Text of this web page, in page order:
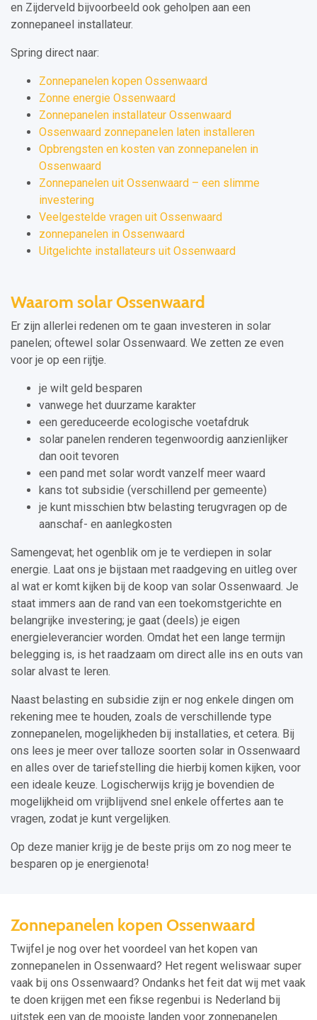
en Zijderveld bijvoorbeeld ook geholpen aan een
zonnepaneel installateur.
Spring direct naar:
Zonnepanelen kopen Ossenwaard
Zonne energie Ossenwaard
Zonnepanelen installateur Ossenwaard
Ossenwaard zonnepanelen laten installeren
Opbrengsten en kosten van zonnepanelen in
Ossenwaard
Zonnepanelen uit Ossenwaard – een slimme
investering
Veelgestelde vragen uit Ossenwaard
zonnepanelen in Ossenwaard
Uitgelichte installateurs uit Ossenwaard
Waarom solar Ossenwaard
Er zijn allerlei redenen om te gaan investeren in solar
panelen; oftewel solar Ossenwaard. We zetten ze even
voor je op een rijtje.
je wilt geld besparen
vanwege het duurzame karakter
een gereduceerde ecologische voetafdruk
solar panelen renderen tegenwoordig aanzienlijker
dan ooit tevoren
een pand met solar wordt vanzelf meer waard
kans tot subsidie (verschillend per gemeente)
je kunt misschien btw belasting terugvragen op de
aanschaf- en aanlegkosten
Samengevat; het ogenblik om je te verdiepen in solar
energie. Laat ons je bijstaan met raadgeving en uitleg over
al wat er komt kijken bij de koop van solar Ossenwaard. Je
staat immers aan de rand van een toekomstgerichte en
belangrijke investering; je gaat (deels) je eigen
energieleverancier worden. Omdat het een lange termijn
belegging is, is het raadzaam om direct alle ins en outs van
solar alvast te leren.
Naast belasting en subsidie zijn er nog enkele dingen om
rekening mee te houden, zoals de verschillende type
zonnepanelen, mogelijkheden bij installaties, et cetera. Bij
ons lees je meer over talloze soorten solar in Ossenwaard
en alles over de tariefstelling die hierbij komen kijken, voor
een ideale keuze. Logischerwijs krijg je bovendien de
mogelijkheid om vrijblijvend snel enkele offertes aan te
vragen, zodat je kunt vergelijken.
Op deze manier krijg je de beste prijs om zo nog meer te
besparen op je energienota!
Zonnepanelen kopen Ossenwaard
Twijfel je nog over het voordeel van het kopen van
zonnepanelen in Ossenwaard? Het regent weliswaar super
vaak bij ons Ossenwaard? Ondanks het feit dat wij met vaak
te doen krijgen met een fikse regenbui is Nederland bij
uitstek een van de mooiste landen voor zonnepanelen.